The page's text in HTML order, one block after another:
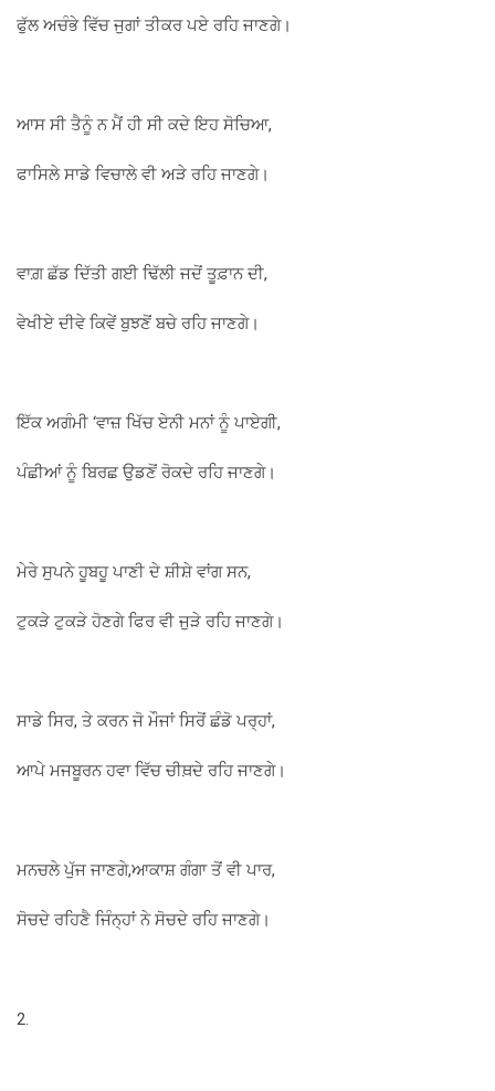
ਫੁੱਲ ਅਚੰਭੇ ਵਿੱਚ ਜੁਗਾਂ ਤੀਕਰ ਪਏ ਰਹਿ ਜਾਣਗੇ।
ਆਸ ਸੀ ਤੈਨੂੰ ਨ ਮੈਂ ਹੀ ਸੀ ਕਦੇ ਇਹ ਸੋਚਿਆ,
ਫਾਸਿਲੇ ਸਾਡੇ ਵਿਚਾਲੇ ਵੀ ਅੜੇ ਰਹਿ ਜਾਣਗੇ।
ਵਾਗ਼ ਛੱਡ ਦਿੱਤੀ ਗਈ ਢਿੱਲੀ ਜਦੋਂ ਤੂਫ਼ਾਨ ਦੀ,
ਵੇਖੀਏ ਦੀਵੇ ਕਿਵੇਂ ਬੁਝਣੋਂ ਬਚੇ ਰਹਿ ਜਾਣਗੇ।
ਇੱਕ ਅਗੰਮੀ ‘ਵਾਜ਼ ਖਿੱਚ ਏਨੀ ਮਨਾਂ ਨੂੰ ਪਾਏਗੀ,
ਪੰਛੀਆਂ ਨੂੰ ਬਿਰਛ ਉਡਣੋਂ ਰੋਕਦੇ ਰਹਿ ਜਾਣਗੇ।
ਮੇਰੇ ਸੁਪਨੇ ਹੂਬਹੂ ਪਾਣੀ ਦੇ ਸ਼ੀਸ਼ੇ ਵਾਂਗ ਸਨ,
ਟੁਕੜੇ ਟੁਕੜੇ ਹੋਣਗੇ ਫਿਰ ਵੀ ਜੁੜੇ ਰਹਿ ਜਾਣਗੇ।
ਸਾਡੇ ਸਿਰ, ਤੇ ਕਰਨ ਜੋ ਮੌਜਾਂ ਸਿਰੋਂ ਛੰਡੋ ਪਰ੍ਹਾਂ,
ਆਪੇ ਮਜਬੂਰਨ ਹਵਾ ਵਿੱਚ ਚੀਥ਼ਦੇ ਰਹਿ ਜਾਣਗੇ।
ਮਨਚਲੇ ਪੁੱਜ ਜਾਣਗੇ,ਆਕਾਸ਼ ਗੰਗਾ ਤੋਂ ਵੀ ਪਾਰ,
ਸੋਚਦੇ ਰਹਿਣੈ ਜਿੰਨ੍ਹਾਂ ਨੇ ਸੋਚਦੇ ਰਹਿ ਜਾਣਗੇ।
2.